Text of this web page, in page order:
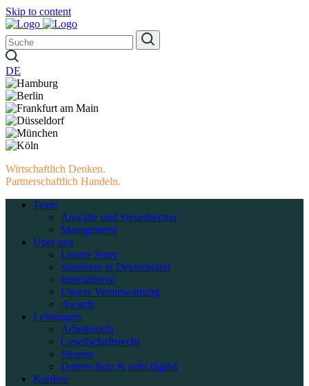
Skip to content
DE
Wirtschaftlich Denken.
Partnerschaftlich Handeln.
Team
Anwälte und Steuerberater
Management
Über uns
Unsere Story
Standorte in Deutschland
International
Unsere Verantwortung
Awards
Leistungen
Arbeitsrecht
Gesellschaftsrecht
Steuern
Datenschutz & seitz.digital
Karriere